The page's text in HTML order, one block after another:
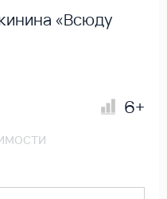
«Всюду
6+